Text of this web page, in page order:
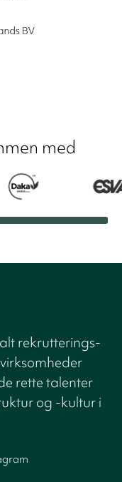
med
rekrutterings-
rette talenter
og -kultur i